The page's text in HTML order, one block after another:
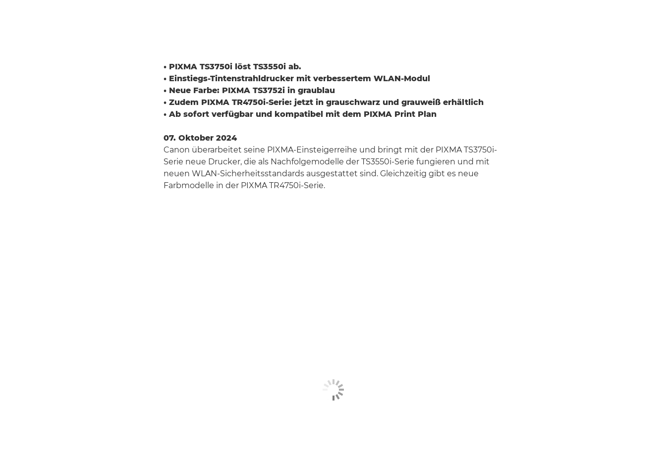
• PIXMA TS3750i löst TS3550i ab.
• Einstiegs-Tintenstrahldrucker mit verbessertem WLAN-Modul
• Neue Farbe: PIXMA TS3752i in graublau
• Zudem PIXMA TR4750i-Serie: jetzt in grauschwarz und grauweiß erhältlich
• Ab sofort verfügbar und kompatibel mit dem PIXMA Print Plan
07. Oktober 2024
Canon überarbeitet seine PIXMA-Einsteigerreihe und bringt mit der PIXMA TS3750i-
Serie neue Drucker, die als Nachfolgemodelle der TS3550i-Serie fungieren und mit
neuen WLAN-Sicherheitsstandards ausgestattet sind. Gleichzeitig gibt es neue
Farbmodelle in der PIXMA TR4750i-Serie.